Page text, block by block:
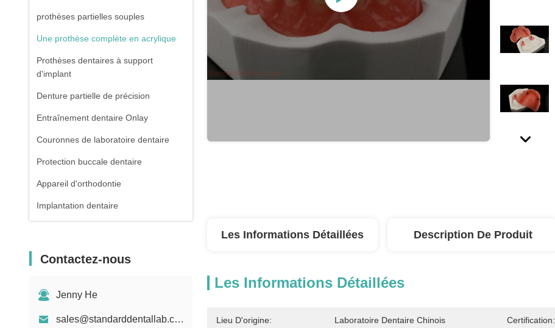
prothèses partielles souples
Une prothèse complète en acrylique
Prothèses dentaires à support
d'implant
Denture partielle de précision
Entraînement dentaire Onlay
Couronnes de laboratoire dentaire
Protection buccale dentaire
Appareil d'orthodontie
Implantation dentaire
Contactez-nous
Jenny He
sales@standarddentallab.com
Les Informations Détaillées Description De Produit
Les Informations Détaillées
Lieu D'origine: Laboratoire Dentaire Chinois Certification: